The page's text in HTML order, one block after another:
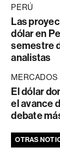
PERÚ
Las
dólar en
semestre
analistas
MERCADOS
El dólar
el avance
debate
OTRAS